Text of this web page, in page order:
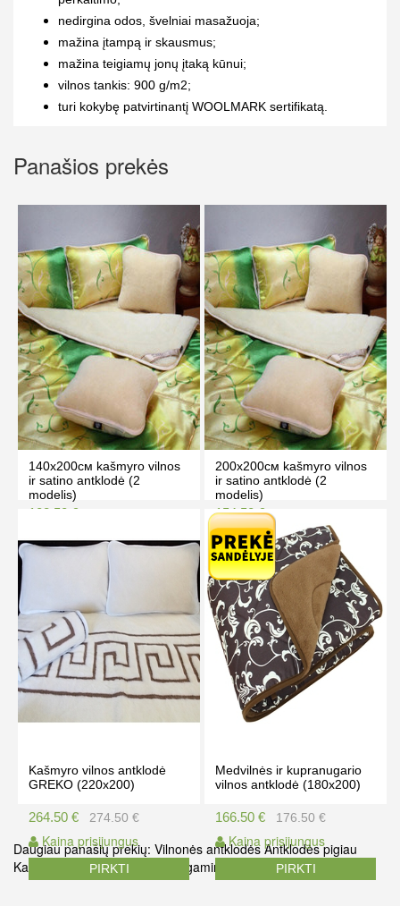
nedirgina odos, švelniai masažuoja;
mažina įtampą ir skausmus;
mažina teigiamų jonų įtaką kūnui;
vilnos tankis: 900 g/m2;
turi kokybę patvirtinantį WOOLMARK sertifikatą.
Panašios prekės
140x200cм kašmyro vilnos
ir satino antklodė (2
modelis)
108.50 €
Kaina prisijungus
PIRKTI
200x200cм kašmyro vilnos
ir satino antklodė (2
modelis)
154.50 €
Kaina prisijungus
PIRKTI
Kašmyro vilnos antklodė
GREKO (220x200)
264.50 €
Kaina prisijungus
274.50 €
PIRKTI
Medvilnės ir kupranugario
vilnos antklodė (180x200)
166.50 €
Kaina prisijungus
176.50 €
PIRKTI
Daugiau panašių prekių: Vilnonės antklodės Antklodės pigiau
Kaldros
Vilnos gaminiai Vilnos gaminiai